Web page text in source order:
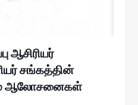
ஆசிரியர்
சங்கத்தின்
ஆலோசனைகள்